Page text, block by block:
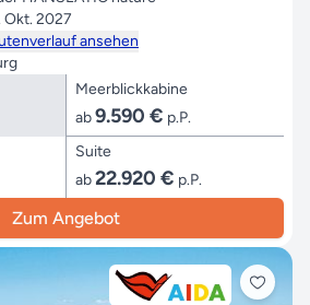
Okt. 2027
ansehen
Meerblickkabine
ab9.590 € p.P.
Suite
ab22.920 € p.P.
Zum Angebot